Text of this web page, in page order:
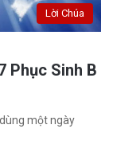
Lời Chúa
Phục Sinh B
dùng một ngày